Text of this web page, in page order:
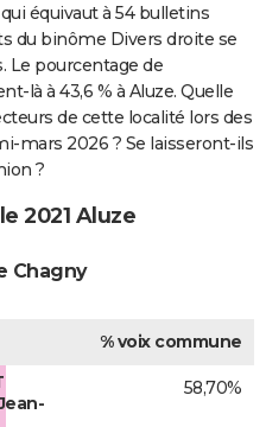
équivaut à 54 bulletins
du binôme Divers droite se
Le pourcentage de
là à 43,6 % à Aluze. Quelle
de cette localité lors des
mars 2026 ? Se laisseront-ils
?
2021 Aluze
Chagny
% voix commune
58,70%